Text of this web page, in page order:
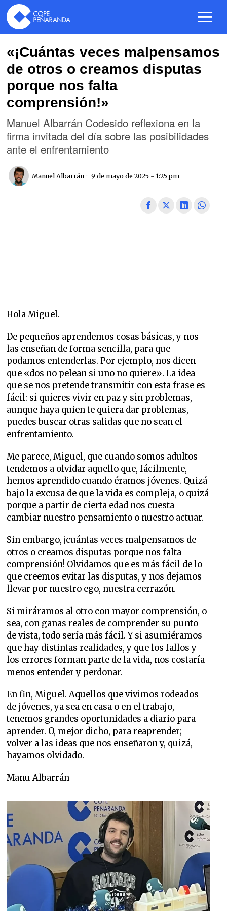
«¡Cuántas veces malpensamos
de otros o creamos disputas
porque nos falta
comprensión!»
Manuel Albarrán Codesido reflexiona en la
firma invitada del día sobre las posibilidades
ante el enfrentamiento
Manuel Albarrán 9 de mayo de 2025 - 1:25 pm
Hola Miguel.
De pequeños aprendemos cosas básicas, y nos
las enseñan de forma sencilla, para que
podamos entenderlas. Por ejemplo, nos dicen
que «dos no pelean si uno no quiere». La idea
que se nos pretende transmitir con esta frase es
fácil: si quieres vivir en paz y sin problemas,
aunque haya quien te quiera dar problemas,
puedes buscar otras salidas que no sean el
enfrentamiento.
Me parece, Miguel, que cuando somos adultos
tendemos a olvidar aquello que, fácilmente,
hemos aprendido cuando éramos jóvenes. Quizá
bajo la excusa de que la vida es compleja, o quizá
porque a partir de cierta edad nos cuesta
cambiar nuestro pensamiento o nuestro actuar.
Sin embargo, ¡cuántas veces malpensamos de
otros o creamos disputas porque nos falta
comprensión! Olvidamos que es más fácil de lo
que creemos evitar las disputas, y nos dejamos
llevar por nuestro ego, nuestra cerrazón.
Si miráramos al otro con mayor comprensión, o
sea, con ganas reales de comprender su punto
de vista, todo sería más fácil. Y si asumiéramos
que hay distintas realidades, y que los fallos y
los errores forman parte de la vida, nos costaría
menos entender y perdonar.
En fin, Miguel. Aquellos que vivimos rodeados
de jóvenes, ya sea en casa o en el trabajo,
tenemos grandes oportunidades a diario para
aprender. O, mejor dicho, para reaprender;
volver a las ideas que nos enseñaron y, quizá,
hayamos olvidado.
Manu Albarrán